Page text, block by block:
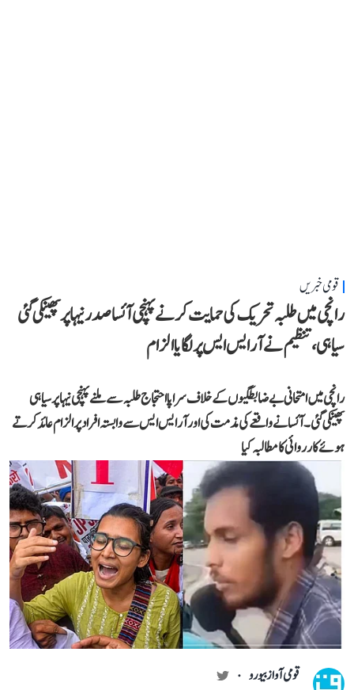
قومی خبریں
رانچی میں طلبہ تحریک کی حمایت کرنے پہنچی آئسا صدر نیہا پر پھینکی گئی
سیاہی، تنظیم نے آر ایس ایس پر لگایا الزام
رانچی میں امتحانی بے ضابطگیوں کے خلاف سراپا احتجاج طلبہ سے ملنے پہنچی نیہا پر سیاہی
پھینکی گئی۔ آئسا نے واقعے کی مذمت کی اور آر ایس ایس سے وابستہ افراد پر الزام عائد کرتے
ہوئے کارروائی کا مطالبہ کیا
قومی آواز بیورو